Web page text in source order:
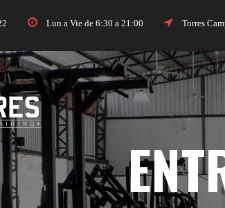
Lun a Vie de 6:30 a 21:00 Torres